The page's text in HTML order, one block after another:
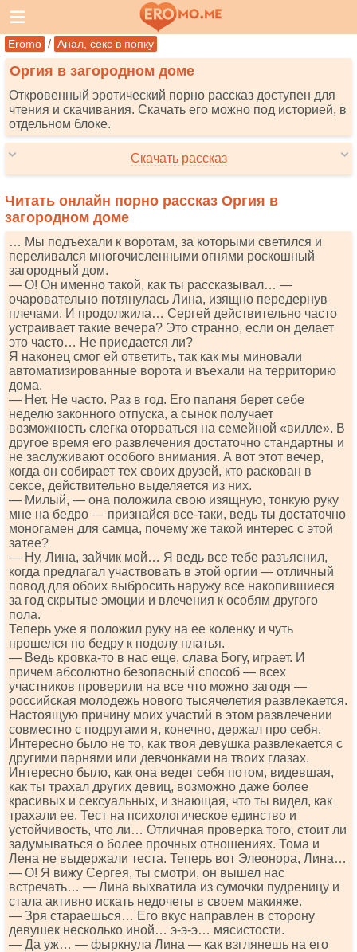
Eromo / Анал, секс в попку
Оргия в загородном доме
Откровенный эротический порно рассказ доступен для
чтения и скачивания. Скачать его можно под историей, в
отдельном блоке.
Скачать рассказ
Читать онлайн порно рассказ Оргия в
загородном доме
… Мы подъехали к воротам, за которыми светился и
переливался многочисленными огнями роскошный
загородный дом.
— О! Он именно такой, как ты рассказывал… —
очаровательно потянулась Лина, изящно передернув
плечами. И продолжила… Сергей действительно часто
устраивает такие вечера? Это странно, если он делает
это часто… Не приедается ли?
Я наконец смог ей ответить, так как мы миновали
автоматизированные ворота и въехали на территорию
дома.
— Нет. Не часто. Раз в год. Его папаня берет себе
неделю законного отпуска, а сынок получает
возможность слегка оторваться на семейной «вилле». В
другое время его развлечения достаточно стандартны и
не заслуживают особого внимания. А вот этот вечер,
когда он собирает тех своих друзей, кто раскован в
сексе, действительно выделяется из них.
— Милый, — она положила свою изящную, тонкую руку
мне на бедро — признайся все-таки, ведь ты достаточно
моногамен для самца, почему же такой интерес с этой
затее?
— Ну, Лина, зайчик мой… Я ведь все тебе разъяснил,
когда предлагал участвовать в этой оргии — отличный
повод для обоих выбросить наружу все накопившиеся
за год скрытые эмоции и влечения к особям другого
пола.
Теперь уже я положил руку на ее коленку и чуть
прошелся по бедру к подолу платья.
— Ведь кровка-то в нас еще, слава Богу, играет. И
причем абсолютно безопасный способ — всех
участников проверили на все что можно загодя —
российская молодежь нового тысячелетия развлекается.
Настоящую причину моих участий в этом развлечении
совместно с подругами я, конечно, держал про себя.
Интересно было не то, как твоя девушка развлекается с
другими парнями или девчонками на твоих глазах.
Интересно было, как она ведет себя потом, видевшая,
как ты трахал других девиц, возможно даже более
красивых и сексуальных, и знающая, что ты видел, как
трахали ее. Тест на психологическое единство и
устойчивость, что ли… Отличная проверка того, стоит ли
задумываться о более прочных отношениях. Тома и
Лена не выдержали теста. Теперь вот Элеонора, Лина…
— О! Я вижу Сергея, ты смотри, он вышел нас
встречать… — Лина выхватила из сумочки пудреницу и
стала активно искать недочеты в своем макияже.
— Зря стараешься… Его вкус направлен в сторону
девушек несколько иной… э-э-э… мясистости.
— Да уж… — фыркнула Лина — как взглянешь на его